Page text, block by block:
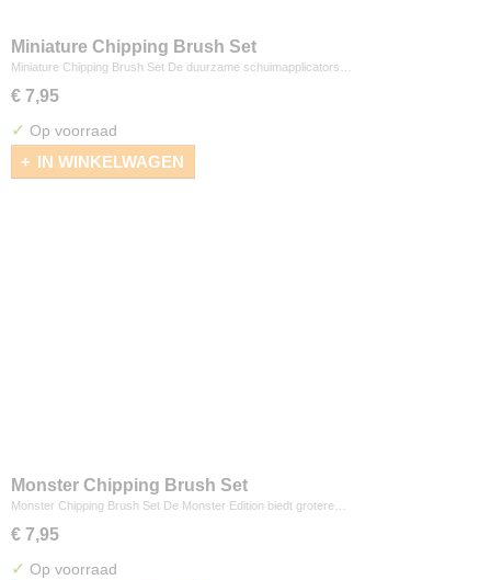
Miniature Chipping Brush Set
Miniature Chipping Brush Set De duurzame schuimapplicators…
€ 7,95
✓ Op voorraad
IN WINKELWAGEN
Monster Chipping Brush Set
Monster Chipping Brush Set De Monster Edition biedt grotere…
€ 7,95
✓ Op voorraad